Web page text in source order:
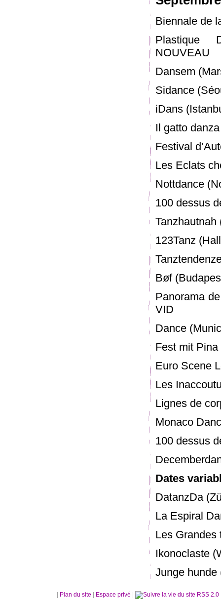
Biennale de
Plastique
NOUVEAU
Dansem
Sidance
iDans
Il gatto
Festival
Les Eclats
Nottdance
100 dessus
Tanzhautnah
123Tanz
Bøf
Panorama
VID
Dance
Fest mit
Euro Scene
Les
Lignes de
Monaco
100 dessus
Dates
DatanzDa
La Espiral
Les Grandes
Ikonoclaste
Junge hunde
Plan du site Espace privé RSS 2.0